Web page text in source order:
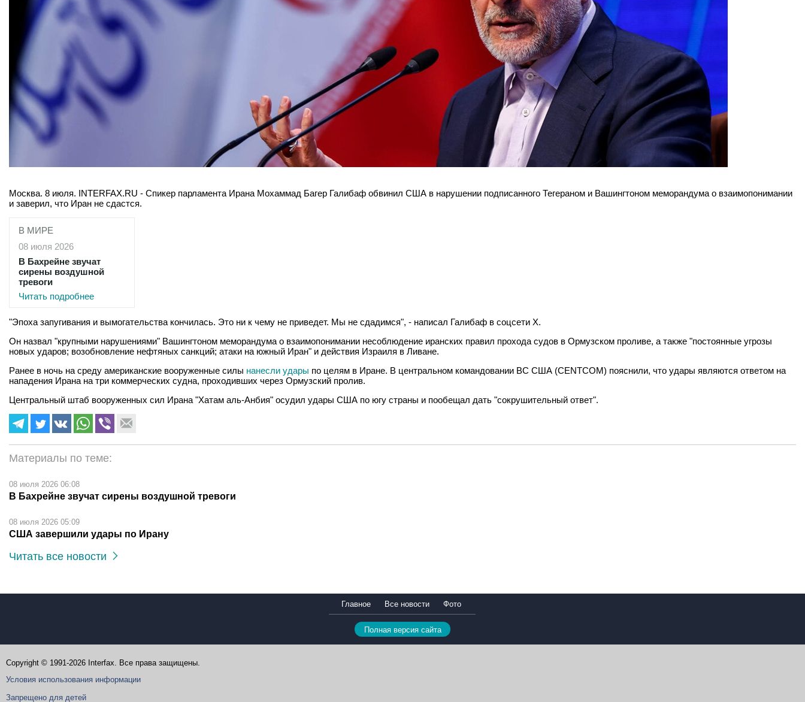
Москва. 8 июля. INTERFAX.RU - Спикер парламента Ирана Мохаммад Багер Галибаф обвинил США в нарушении подписанного Тегераном и Вашингтоном меморандума о взаимопонимании
и заверил, что Иран не сдастся.
В МИРЕ
08 июля 2026
В Бахрейне звучат
сирены воздушной
тревоги
Читать подробнее
"Эпоха запугивания и вымогательства кончилась. Это ни к чему не приведет. Мы не сдадимся", - написал Галибаф в соцсети X.
Он назвал "крупными нарушениями" Вашингтоном меморандума о взаимопонимании несоблюдение иранских правил прохода судов в Ормузском проливе, а также "постоянные угрозы
новых ударов; возобновление нефтяных санкций; атаки на южный Иран" и действия Израиля в Ливане.
Ранее в ночь на среду американские вооруженные силы нанесли удары по целям в Иране. В центральном командовании ВС США (CENTCOM) пояснили, что удары являются ответом на
нападения Ирана на три коммерческих судна, проходивших через Ормузский пролив.
Центральный штаб вооруженных сил Ирана "Хатам аль-Анбия" осудил удары США по югу страны и пообещал дать "сокрушительный ответ".
Материалы по теме:
08 июля 2026 06:08
В Бахрейне звучат сирены воздушной тревоги
08 июля 2026 05:09
США завершили удары по Ирану
Читать все новости
Главное Все новости Фото
Полная версия сайта
Copyright © 1991-2026 Interfax. Все права защищены.
Условия использования информации
Запрещено для детей